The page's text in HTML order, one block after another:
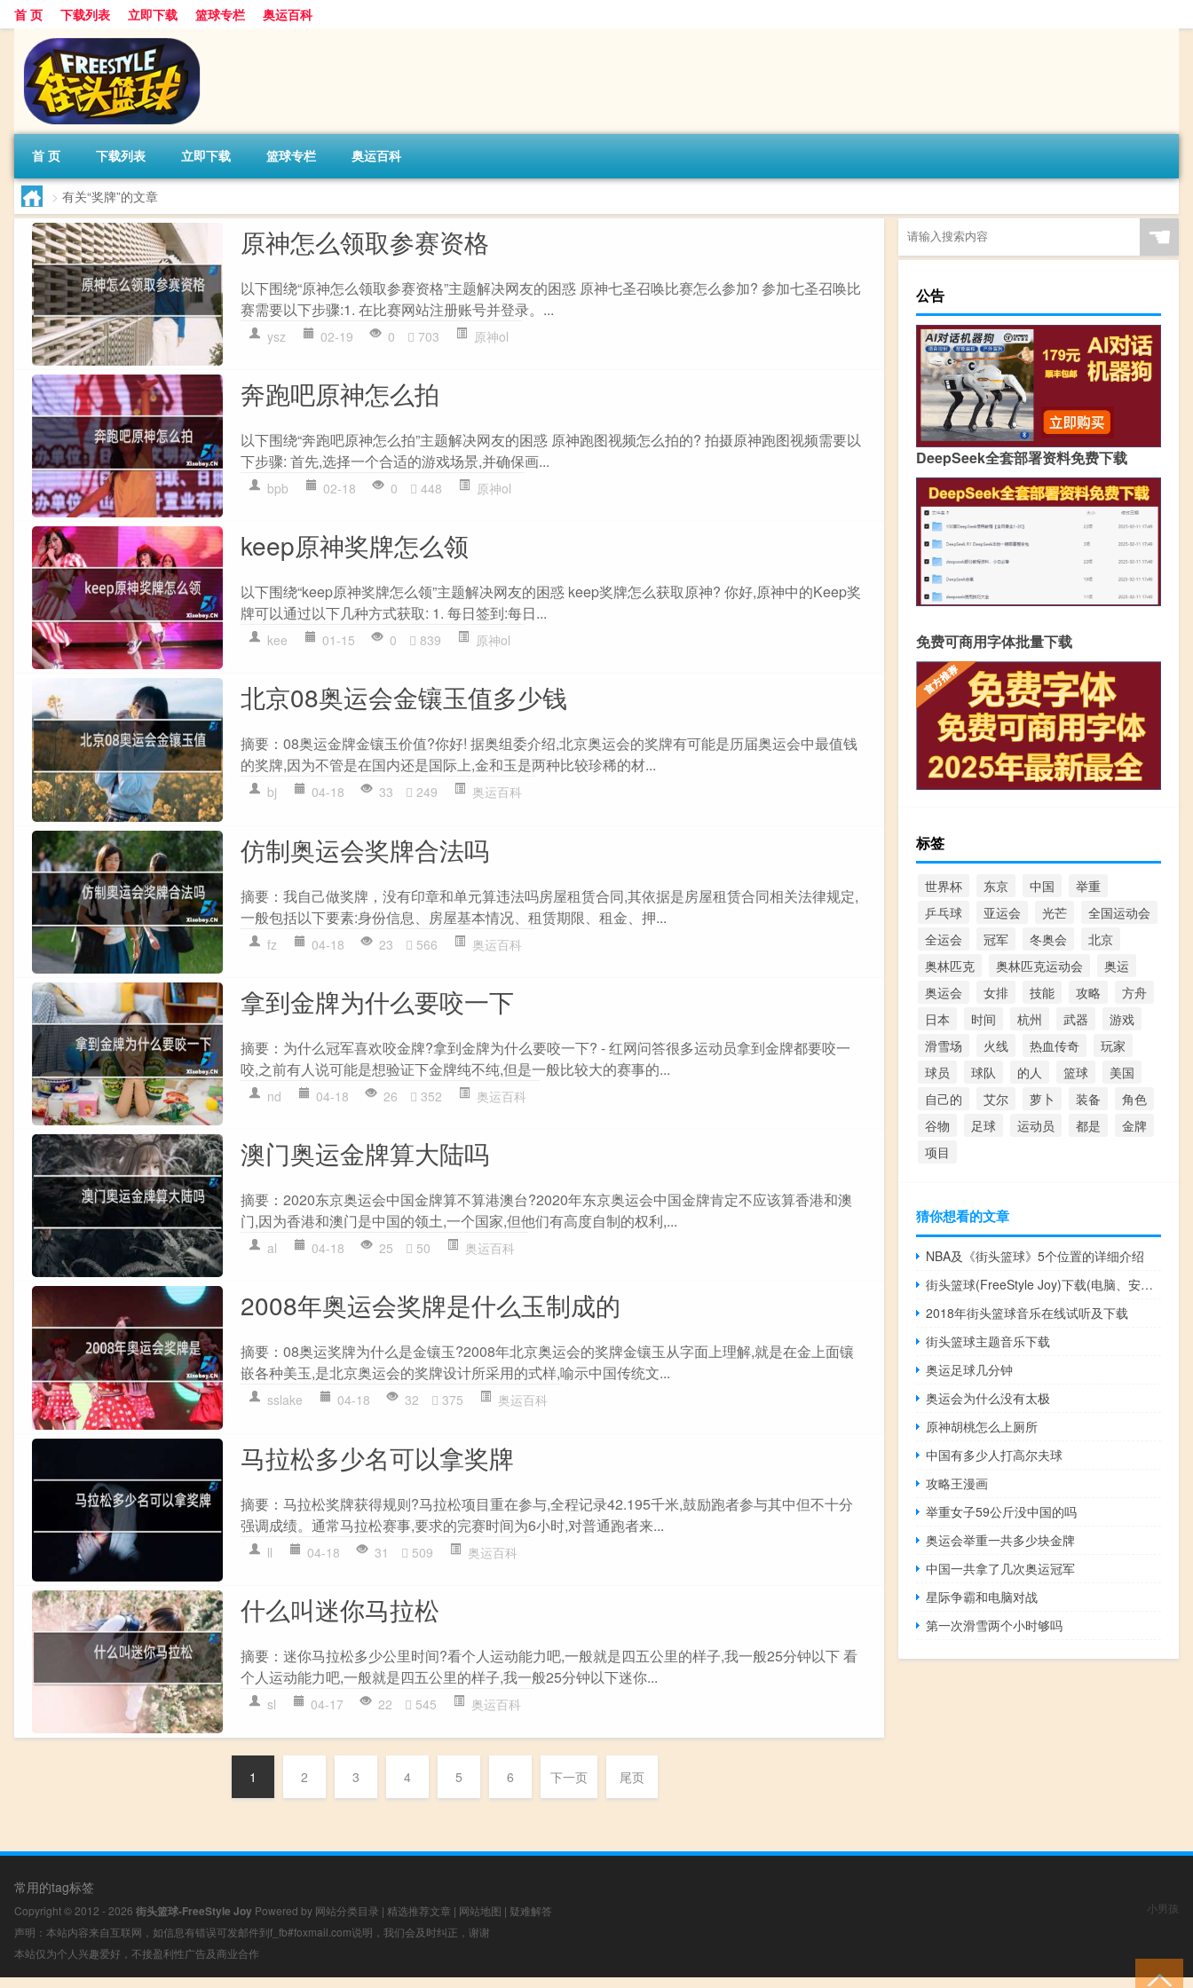
首 页 下载列表 立即下载 篮球专栏 奥运百科
首 页 下载列表 立即下载 篮球专栏 奥运百科
> 有关“奖牌”的文章
原神怎么领取参赛资格
以下围绕“原神怎么领取参赛资格”主题解决网友的困惑 原神七圣召唤比赛怎么参加? 参加七圣召唤比
赛需要以下步骤:1. 在比赛网站注册账号并登录。...
ysz 02-19 0 703 原神ol
奔跑吧原神怎么拍
以下围绕“奔跑吧原神怎么拍”主题解决网友的困惑 原神跑图视频怎么拍的? 拍摄原神跑图视频需要以
下步骤: 首先,选择一个合适的游戏场景,并确保画...
bpb 02-18 0 448 原神ol
keep原神奖牌怎么领
以下围绕“keep原神奖牌怎么领”主题解决网友的困惑 keep奖牌怎么获取原神? 你好,原神中的Keep奖
牌可以通过以下几种方式获取: 1. 每日签到:每日...
kee 01-15 0 839 原神ol
北京08奥运会金镶玉值多少钱
摘要：08奥运金牌金镶玉价值?你好! 据奥组委介绍,北京奥运会的奖牌有可能是历届奥运会中最值钱
的奖牌,因为不管是在国内还是国际上,金和玉是两种比较珍稀的材...
bj 04-18 33 249 奥运百科
仿制奥运会奖牌合法吗
摘要：我自己做奖牌，没有印章和单元算违法吗房屋租赁合同,其依据是房屋租赁合同相关法律规定,
一般包括以下要素:身份信息、房屋基本情况、租赁期限、租金、押...
fz 04-18 23 566 奥运百科
拿到金牌为什么要咬一下
摘要：为什么冠军喜欢咬金牌?拿到金牌为什么要咬一下? - 红网问答很多运动员拿到金牌都要咬一
咬,之前有人说可能是想验证下金牌纯不纯,但是一般比较大的赛事的...
nd 04-18 26 352 奥运百科
澳门奥运金牌算大陆吗
摘要：2020东京奥运会中国金牌算不算港澳台?2020年东京奥运会中国金牌肯定不应该算香港和澳
门,因为香港和澳门是中国的领土,一个国家,但他们有高度自制的权利,...
al 04-18 25 50 奥运百科
2008年奥运会奖牌是什么玉制成的
摘要：08奥运奖牌为什么是金镶玉?2008年北京奥运会的奖牌金镶玉从字面上理解,就是在金上面镶
嵌各种美玉,是北京奥运会的奖牌设计所采用的式样,喻示中国传统文...
sslake 04-18 32 375 奥运百科
马拉松多少名可以拿奖牌
摘要：马拉松奖牌获得规则?马拉松项目重在参与,全程记录42.195千米,鼓励跑者参与其中但不十分
强调成绩。通常马拉松赛事,要求的完赛时间为6小时,对普通跑者来...
ll 04-18 31 509 奥运百科
什么叫迷你马拉松
摘要：迷你马拉松多少公里时间?看个人运动能力吧,一般就是四五公里的样子,我一般25分钟以下 看
个人运动能力吧,一般就是四五公里的样子,我一般25分钟以下迷你...
sl 04-17 22 545 奥运百科
1 2 3 4 5 6 下一页 尾页
☚
公告
DeepSeek全套部署资料免费下载
免费可商用字体批量下载
标签
世界杯 东京 中国
举重
乒乓球
亚运会 光芒
全国运动会
全运会
冠军 冬奥会
北京
奥林匹克
奥林匹克运动会
奥运
奥运会
女排 技能 攻略
方舟
日本
时间 杭州 武器
游戏
滑雪场
火线 热血传奇
玩家
球员
球队 的人 篮球
美国
自己的
艾尔 萝卜 装备
角色
谷物
足球 运动员 都是
金牌
项目
猜你想看的文章
NBA及《街头篮球》5个位置的详细介绍
街头篮球(FreeStyle Joy)下载(电脑、安卓和IOS所有版本)
2018年街头篮球音乐在线试听及下载
街头篮球主题音乐下载
奥运足球几分钟
奥运会为什么没有太极
原神胡桃怎么上厕所
中国有多少人打高尔夫球
攻略王漫画
举重女子59公斤没中国的吗
奥运会举重一共多少块金牌
中国一共拿了几次奥运冠军
星际争霸和电脑对战
第一次滑雪两个小时够吗
常用的tag标签
Copyright © 2012 - 2026 街头篮球-FreeStyle Joy Powered by 网站分类目录 | 精选推荐文章 | 网站地图 | 疑难解答
声明：本站内容来自互联网，如信息有错误可发邮件到f_fb#foxmail.com说明，我们会及时纠正，谢谢
本站仅为个人兴趣爱好，不接盈利性广告及商业合作
小男孩